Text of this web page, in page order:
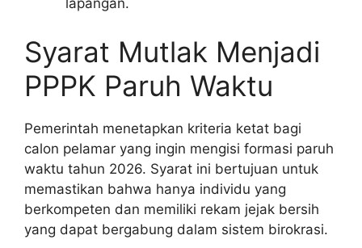
lapangan.
Syarat Mutlak Menjadi
PPPK Paruh Waktu
Pemerintah menetapkan kriteria ketat bagi
calon pelamar yang ingin mengisi formasi paruh
waktu tahun 2026. Syarat ini bertujuan untuk
memastikan bahwa hanya individu yang
berkompeten dan memiliki rekam jejak bersih
yang dapat bergabung dalam sistem birokrasi.